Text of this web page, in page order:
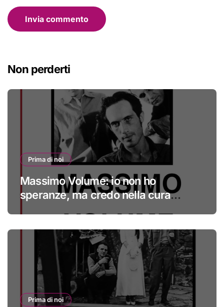
Non perderti
Prima di noi
Massimo Volume: io non ho
speranze, ma credo nella cura
Prima di noi